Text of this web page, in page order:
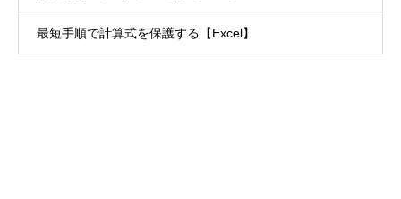
最短手順で計算式を保護する【Excel】